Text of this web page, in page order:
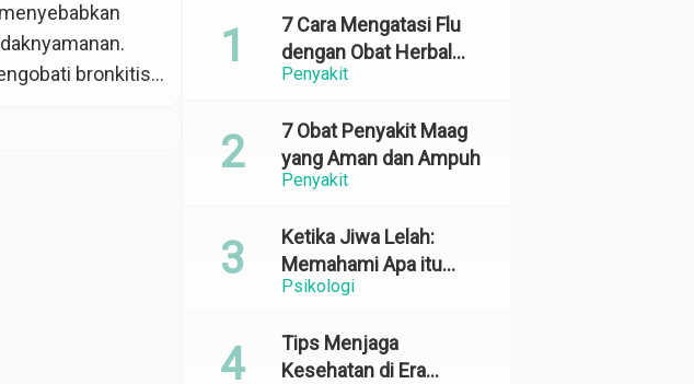
bronkitis
Penyakit
7 Cara Mengatasi Flu
dengan Obat Herbal
yang Ampuh dan
Penyakit
7 Obat Penyakit Maag
yang Aman dan Ampuh
Psikologi
Ketika Jiwa Lelah:
Memahami Apa itu
Emotional Exhaustion
Tips Menjaga
Kesehatan di Era